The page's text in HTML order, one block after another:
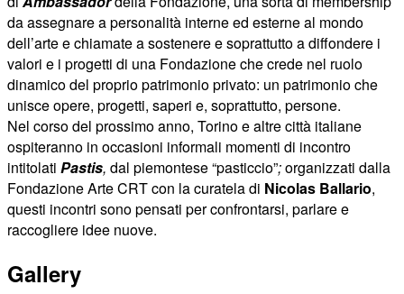
da assegnare a personalità interne ed esterne al mondo
dell’arte e chiamate a sostenere e soprattutto a diffondere i
valori e i progetti di una Fondazione che crede nel ruolo
dinamico del proprio patrimonio privato: un patrimonio che
unisce opere, progetti, saperi e, soprattutto, persone.
Nel corso del prossimo anno, Torino e altre città italiane
ospiteranno in occasioni informali momenti di incontro
intitolati Pastis, dal piemontese “pasticcio”;organizzati dalla
Fondazione Arte CRT con la curatela di Nicolas Ballario,
questi incontri sono pensati per confrontarsi, parlare e
raccogliere idee nuove.
Gallery